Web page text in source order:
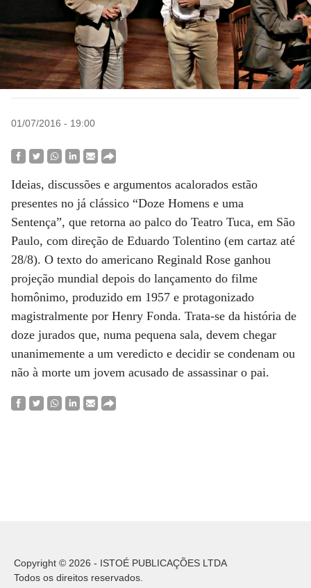
01/07/2016 - 19:00
Ideias, discussões e argumentos acalorados estão
presentes no já clássico “Doze Homens e uma
Sentença”, que retorna ao palco do Teatro Tuca, em São
Paulo, com direção de Eduardo Tolentino (em cartaz até
28/8). O texto do americano Reginald Rose ganhou
projeção mundial depois do lançamento do filme
homônimo, produzido em 1957 e protagonizado
magistralmente por Henry Fonda. Trata-se da história de
doze jurados que, numa pequena sala, devem chegar
unanimemente a um veredicto e decidir se condenam ou
não à morte um jovem acusado de assassinar o pai.
Copyright © 2026 - ISTOÉ PUBLICAÇÕES LTDA
Todos os direitos reservados.